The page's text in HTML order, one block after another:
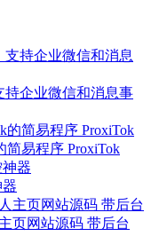
持企业微信和消息事
简易程序 ProxiTok
页网站源码 带后台